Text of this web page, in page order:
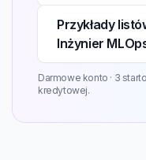
Przykłady
Inżynier
Darmowe konto · 3
kredytowej.